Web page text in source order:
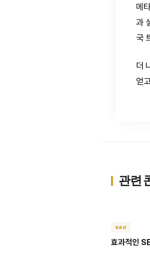
메
과
국
더
얻
관련
seo
효과적인